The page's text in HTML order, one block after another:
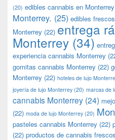
(20) edibles cannabis en Monterrey
Monterrey. (25) edibles
Monterrey (22) entrega
Monterrey (34)
experiencia cannabis Monterrey
gomitas cannabis Monterrey (22)
Monterrey (22) hoteles de lujo
joyería de lujo Monterrey (20) marcas de
cannabis Monterrey (24)
(22) moda de lujo Monterrey (20)
pasteles cannabis Monterrey (22)
(22) productos de cannabis